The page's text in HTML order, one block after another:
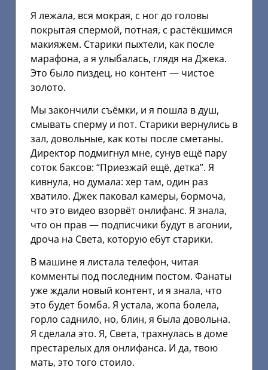
Я лежала, вся мокрая, с ног до головы
покрытая спермой, потная, с растёкшимся
макияжем. Старики пыхтели, как после
марафона, а я улыбалась, глядя на Джека.
Это было пиздец, но контент — чистое
золото.
Мы закончили съёмки, и я пошла в душ,
смывать сперму и пот. Старики вернулись в
зал, довольные, как коты после сметаны.
Директор подмигнул мне, сунув ещё пару
соток баксов: “Приезжай ещё, детка”. Я
кивнула, но думала: хер там, один раз
хватило. Джек паковал камеры, бормоча,
что это видео взорвёт онлифанс. Я знала,
что он прав — подписчики будут в агонии,
дроча на Света, которую ебут старики.
В машине я листала телефон, читая
комменты под последним постом. Фанаты
уже ждали новый контент, и я знала, что
это будет бомба. Я устала, жопа болела,
горло саднило, но, блин, я была довольна.
Я сделала это. Я, Света, трахнулась в доме
престарелых для онлифанса. И да, твою
мать, это того стоило.